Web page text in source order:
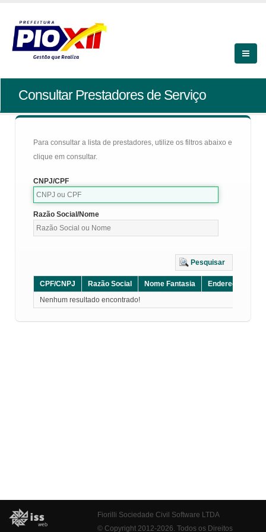
Consultar Prestadores de Serviço
Para consultar a lista de prestadores, utilize os filtros abaixo e
clique em consultar.
CNPJ/CPF
Razão Social/Nome
Pesquisar
CPF/CNPJ Razão Social Nome Fantasia Endereço
Nenhum resultado encontrado!
Fiorilli Sociedade Civil Software LTDA
© Copyright 2012-2026. Todos os Direitos